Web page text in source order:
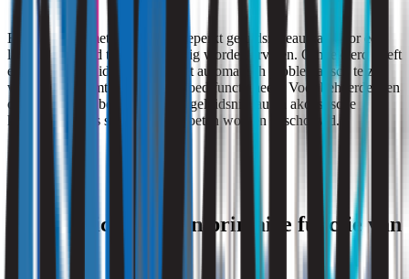
Een sportzaal met een relatief beperkt geluidsniveau kan door een
lange nagalmtijd toch als onrustig worden ervaren. Omgekeerd hoeft
een hogere geluidsproductie niet automatisch problematisch te zijn
wanneer de ruimte akoestisch goed functioneert. Voor beheerders en
opdrachtgevers betekent dit dat geluidsniveau en akoestische
kwaliteit niet als synoniemen moeten worden beschouwd.
Communicatie is een primaire functie van
de ruimte